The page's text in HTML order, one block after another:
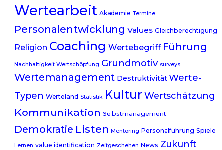
Wertearbeit Akademie Termine
Personalentwicklung Values Gleichberechtigung
Religion Coaching Wertebegriff Führung
Nachhaltigkeit Wertschöpfung Grundmotiv surveys
Wertemanagement Destruktivität Werte-
Typen Werteland Statistik Kultur Wertschätzung
Kommunikation Selbstmanagement
Demokratie Listen Mentoring Personalführung Spiele
Lernen value identification Zeitgeschehen News Zukunft